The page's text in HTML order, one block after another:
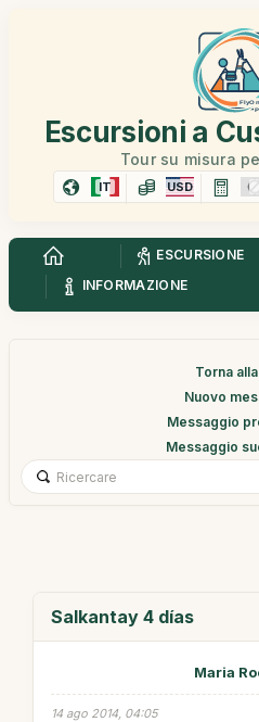
Escursioni a
Tour su misura
IT USD
ESCURSIONE
INFORMAZIONE
Torna
Nuovo
Messaggio
Messaggio
Salkantay 4 días
Maria
14 ago 2014, 04:05